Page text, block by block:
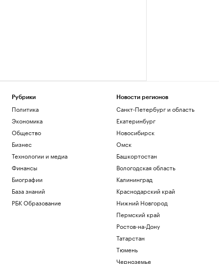
Рубрики
Политика
Экономика
Общество
Бизнес
Технологии и медиа
Финансы
Биографии
База знаний
РБК Образование
Новости регионов
Санкт-Петербург и область
Екатеринбург
Новосибирск
Омск
Башкортостан
Вологодская область
Калининград
Краснодарский край
Нижний Новгород
Пермский край
Ростов-на-Дону
Татарстан
Тюмень
Черноземье